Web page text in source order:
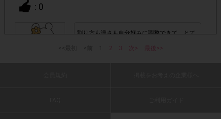
・スマートフォン、携帯電話、タブレットPCにつきまし
ます。
: 0
割り方も濃さも自分好みに調整できて、とて
2 3 次> 最後>>